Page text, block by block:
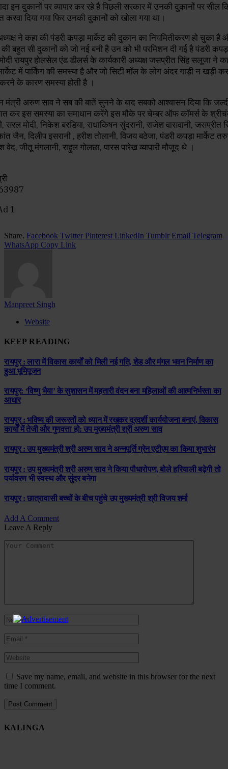
इन दुकानों पर व्यापार कर रहे है पिछली सरकार में उनकी दुकानों पर सील
करवा दिया गया फिर उनकी दुकानों को खोला गया था।
कहा की पंडरी कपड़ा मार्केट की दुकान का नियमितीकरण हो चुका है
बहुत सी दुकानों को जो नई बनी है उन को भी परमिशन दी गई है पंडरी
रायपुर होलसेल एंड डीलर्स के कार्यकारी अध्यक्ष जसप्रीत सिंह सलूजा ने
में पार्किंग की समस्या है और जो सिटी मॉल के लोग अंदर गाड़ी न खड़ी
के कारण समस्या होती है ।
अरुण साव ने सब की बातें सुनने के बाद सबको आश्वासन दिया कि जल्दी
कर इस समस्या का समाधान करेंगे इस मौके पर चेम्बर ऑफ कॉमर्स के
सरल मोदी, निकेश बरडिया, राधाकिषन सुंदरानी, राजेश वासवानी, जसप्रीत
जैन, दिलीप इसरानी , हरीश तोलानी, विजय बठेजा, पंडरी कपड़ा मार्केट
वेद, जीतू मंगलानी, राहुल गोलछा, पारस पारेख व्यापारी मौजूद थे ।
Share. Facebook Twitter Pinterest LinkedIn Tumblr Email Telegram
WhatsApp Copy Link
Manpreet Singh
Website
KEEP READING
रायपुर : लारा में विकास कार्यों को मिली नई गति, शेड और मंगल भवन निर्माण का
हुआ भूमिपूजन
रायपुर: ‘विष्णु भैया’ के सुशासन में महतारी वंदन बना महिलाओं की आत्मनिर्भरता का
आधार
रायपुर : भविष्य की जरूरतों को ध्यान में रखकर दूरदर्शी कार्ययोजना बनाएं, विकास
कार्यों में तेजी और गुणवत्ता हो: उप मुख्यमंत्री श्री अरुण साव
रायपुर : उप मुख्यमंत्री श्री अरुण साव ने अन्नपूर्ति ग्रेन एटीएम का किया शुभारंभ
रायपुर : उप मुख्यमंत्री श्री अरुण साव ने किया पौधारोपण, बोले हरियाली बढ़ेगी तो
पर्यावरण भी स्वस्थ और सुंदर बनेगा
रायपुर : छात्रावासी बच्चों के बीच पहुंचे उप मुख्यमंत्री श्री विजय शर्मा
Add A Comment
Leave A Reply
Save my name, email, and website in this browser for the next
time I comment.
KALINGA